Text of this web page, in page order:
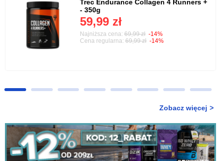
Trec Endurance Collagen 4 Runners +
- 350g
59,99 zł
Najniższa cena: 69,99 zł -14%
Cena regularna: 69,99 zł -14%
Zobacz więcej